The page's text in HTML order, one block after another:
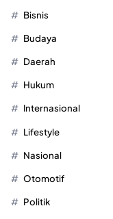
Bisnis
Budaya
Daerah
Hukum
Internasional
Lifestyle
Nasional
Otomotif
Politik